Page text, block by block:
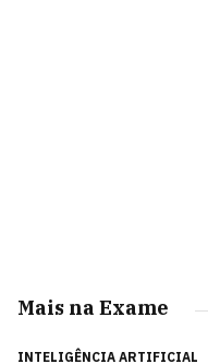
Mais na Exame
INTELIGÊNCIA ARTIFICIAL